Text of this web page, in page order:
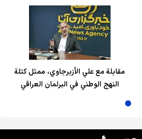
مقابلة مع علي الأزبرجاوي، ممثل كتلة
النهج الوطني في البرلمان العراقي